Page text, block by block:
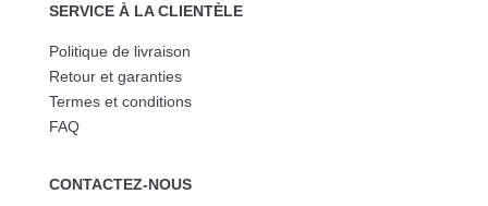
SERVICE À LA CLIENTÈLE
Politique de livraison
Retour et garanties
Termes et conditions
FAQ
CONTACTEZ-NOUS